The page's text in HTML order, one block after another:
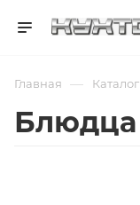
Главная — Каталог
Блюдца